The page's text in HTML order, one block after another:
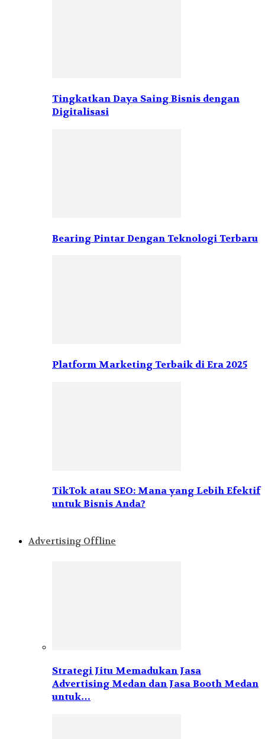
Tingkatkan Daya Saing Bisnis dengan
Digitalisasi
Bearing Pintar Dengan Teknologi Terbaru
Platform Marketing Terbaik di Era 2025
TikTok atau SEO: Mana yang Lebih Efektif
untuk Bisnis Anda?
Advertising Offline
Strategi Jitu Memadukan Jasa
Advertising Medan dan Jasa Booth Medan
untuk…